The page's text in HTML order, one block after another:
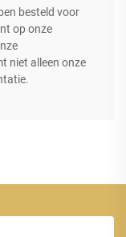
besteld voor
op onze
niet alleen onze